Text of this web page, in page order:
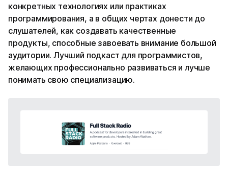
конкретных технологиях или практиках
программирования, а в общих чертах донести до
слушателей, как создавать качественные
продукты, способные завоевать внимание большой
аудитории. Лучший подкаст для программистов,
желающих профессионально развиваться и лучше
понимать свою специализацию.